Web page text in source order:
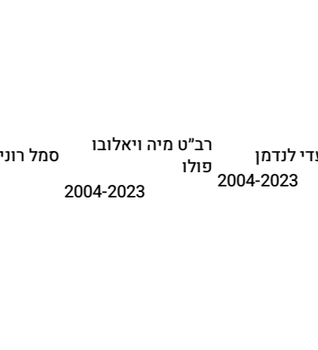
רב״ט מיה ויאלובו
2004-2023
סמ״ר עדי לנדמן
2004-2023